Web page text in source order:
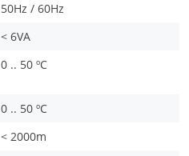
50Hz / 60Hz
< 6VA
0 .. 50 ºC
0 .. 50 ºC
< 2000m